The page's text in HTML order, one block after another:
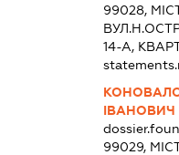
99028,
14-А,
ІВАНОВИЧ
99029,